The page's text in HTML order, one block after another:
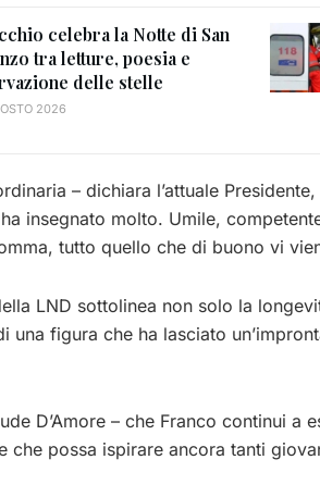
celebra la Notte di San
tra letture, poesia e
delle stelle
2026
– dichiara l’attuale
insegnato molto. Umile,
tutto quello che di buono vi
LND sottolinea non solo la
una figura che ha lasciato
D’Amore – che Franco continui a
che possa ispirare ancora tanti